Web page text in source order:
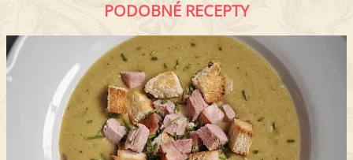
PODOBNÉ RECEPTY